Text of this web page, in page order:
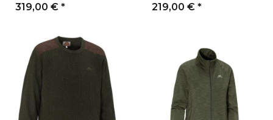
319,00 € * 219,00 € *